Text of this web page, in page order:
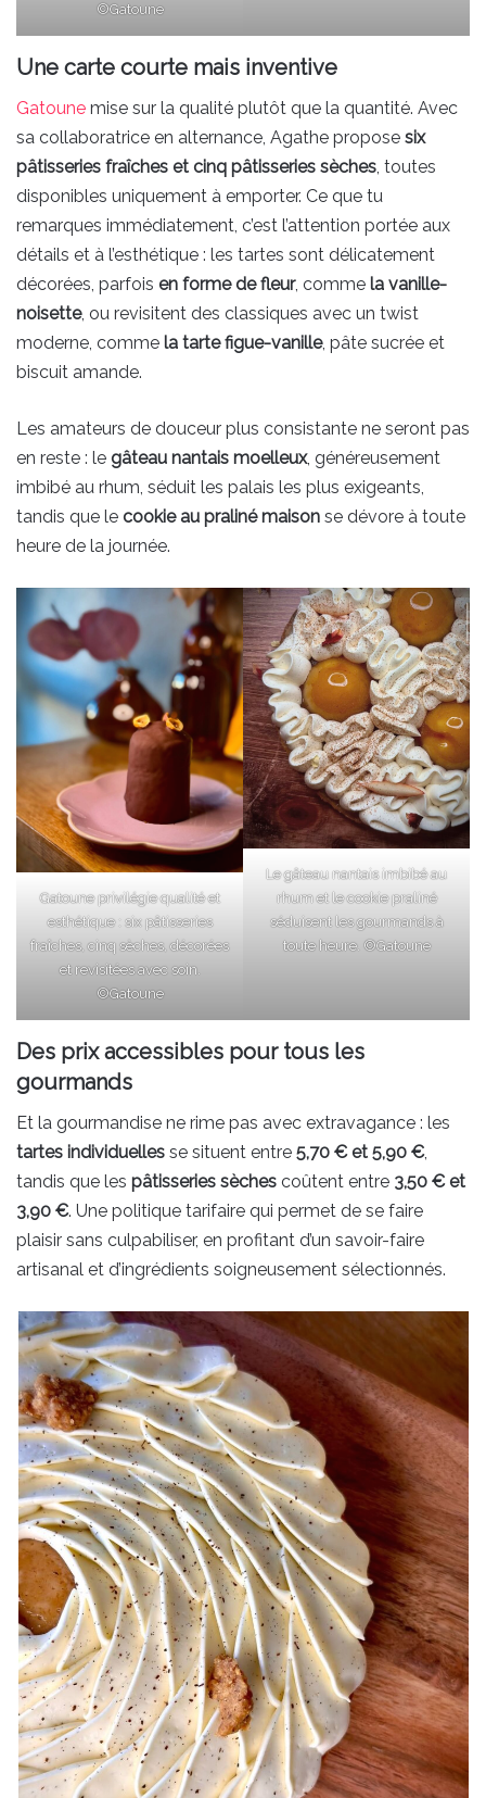
©Gatoune
Une carte courte mais inventive
Gatoune mise sur la qualité plutôt que la quantité. Avec
sa collaboratrice en alternance, Agathe propose six
pâtisseries fraîches et cinq pâtisseries sèches, toutes
disponibles uniquement à emporter. Ce que tu
remarques immédiatement, c’est l’attention portée aux
détails et à l’esthétique : les tartes sont délicatement
décorées, parfois en forme de fleur, comme la vanille-
noisette, ou revisitent des classiques avec un twist
moderne, comme la tarte figue-vanille, pâte sucrée et
biscuit amande.
Les amateurs de douceur plus consistante ne seront pas
en reste : le gâteau nantais moelleux, généreusement
imbibé au rhum, séduit les palais les plus exigeants,
tandis que le cookie au praliné maison se dévore à toute
heure de la journée.
Gatoune privilégie qualité et
esthétique : six pâtisseries
fraîches, cinq sèches, décorées
et revisitées avec soin.
©Gatoune
Le gâteau nantais imbibé au
rhum et le cookie praliné
séduisent les gourmands à
toute heure. ©Gatoune
Des prix accessibles pour tous les
gourmands
Et la gourmandise ne rime pas avec extravagance : les
tartes individuelles se situent entre 5,70 € et 5,90 €,
tandis que les pâtisseries sèches coûtent entre 3,50 € et
3,90 €. Une politique tarifaire qui permet de se faire
plaisir sans culpabiliser, en profitant d’un savoir-faire
artisanal et d’ingrédients soigneusement sélectionnés.